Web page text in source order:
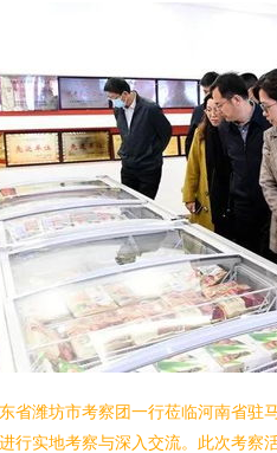
省潍坊市考察团一行莅临河南省驻
行实地考察与深入交流。此次考察